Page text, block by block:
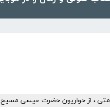
متی ، از حواریون حضرت عیسی مسیح